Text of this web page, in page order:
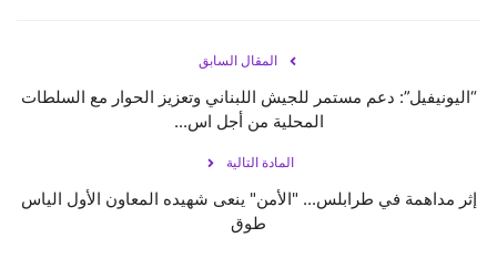
المقال السابق
“اليونيفيل”: دعم مستمر للجيش اللبناني وتعزيز الحوار مع السلطات
المحلية من أجل اس...
المادة التالية
إثر مداهمة في طرابلس... "الأمن" ينعى شهيده المعاون الأول الياس
طوق